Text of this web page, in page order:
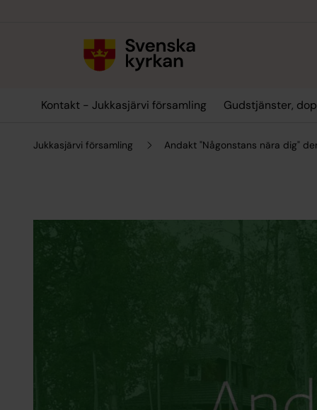
Kontakt - Jukkasjärvi församling Gudstjänster,
Jukkasjärvi församling Andakt "Någonstans nära dig"